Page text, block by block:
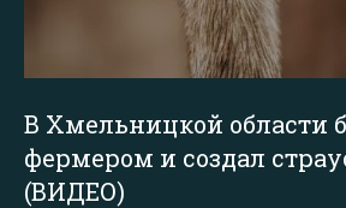
В Хмельницкой области
фермером и создал
(ВИДЕО)